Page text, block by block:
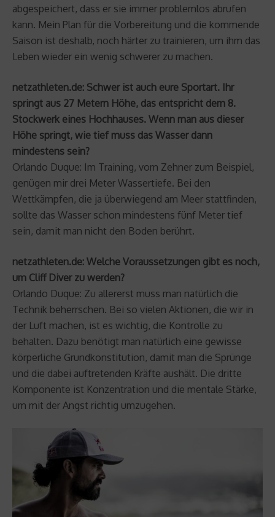
abgespeichert, dass er sie immer problemlos abrufen
kann. Mein Plan für die Vorbereitung und die kommende
Saison ist deshalb, noch härter zu trainieren, um ihm das
Leben wieder ein wenig schwerer zu machen.
netzathleten.de: Schwer ist auch eure Sportart. Ihr
springt aus 27 Metern Höhe, das entspricht dem 8.
Stockwerk eines Hochhauses. Wenn man aus dieser
Höhe springt, wie tief muss das Wasser dann
mindestens sein?
Orlando Duque: Im Training, vom Zehner zum Beispiel,
genügen mir drei Meter Wassertiefe. Bei den
Wettkämpfen, die ja überwiegend am Meer stattfinden,
sollte das Wasser schon mindestens fünf Meter tief
sein, damit man nicht den Boden berührt.
netzathleten.de: Welche Voraussetzungen gibt es noch,
um Cliff Diver zu werden?
Orlando Duque: Zu allererst muss man natürlich die
Technik beherrschen. Bei so vielen Aktionen, die wir in
der Luft machen, ist es wichtig, die Kontrolle zu
behalten. Dazu benötigt man natürlich eine gewisse
körperliche Grundkonstitution, damit man die Sprünge
und die dabei auftretenden Kräfte aushält. Die dritte
Komponente ist Konzentration und die mentale Stärke,
um mit der Angst richtig umzugehen.